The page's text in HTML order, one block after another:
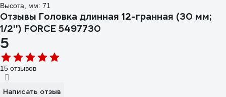
Высота, мм: 71
Отзывы Головка длинная 12-гранная (30 мм;
1/2'') FORCE 5497730
5
15 отзывов
Написать отзыв